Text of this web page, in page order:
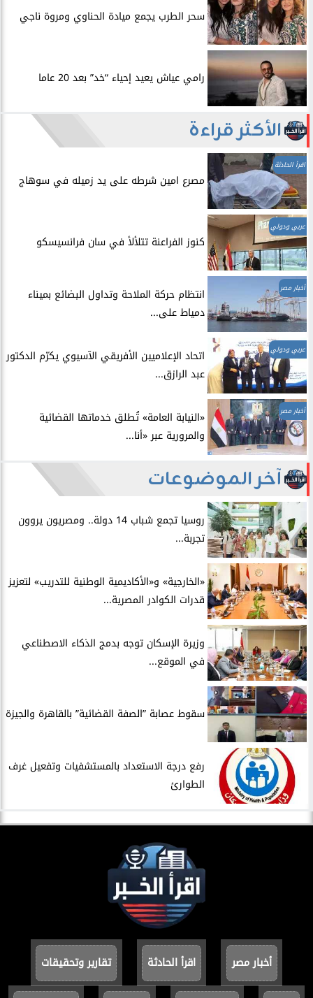
سحر الطرب يجمع ميادة الحناوي ومروة ناجي
رامي عياش يعيد إحياء “خد” بعد 20 عاما
الأكثر قراءة
اقرأ الحادثة
مصرع امين شرطه على يد زميله في سوهاج
عربي ودولي
​كنوز الفراعنة تتلألأ في سان فرانسيسكو
أخبار مصر
انتظام حركة الملاحة وتداول البضائع بميناء
دمياط على...
عربي ودولي
اتحاد الإعلاميين الأفريقي الآسيوي يكرّم الدكتور
عبد الرازق...
أخبار مصر
​«النيابة العامة» تُطلق خدماتها القضائية
والمرورية عبر «أنا...
آخر الموضوعات
روسيا تجمع شباب 14 دولة.. ومصريون يروون
تجربة...
​«الخارجية» و«الأكاديمية الوطنية للتدريب» لتعزيز
قدرات الكوادر المصرية...
​وزيرة الإسكان توجه بدمج الذكاء الاصطناعي
في الموقع...
سقوط عصابة ”الصفة القضائية” بالقاهرة والجيزة
​رفع درجة الاستعداد بالمستشفيات وتفعيل غرف
الطوارئ
أخبار مصر اقرأ الحادثة تقارير وتحقيقات